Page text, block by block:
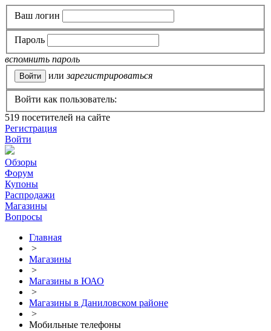
Ваш логин
Пароль
вспомнить пароль
или зарегистрироваться
Войти как пользователь:
519 посетителей на сайте
Регистрация
Войти
Обзоры
Форум
Купоны
Распродажи
Магазины
Вопросы
Главная
>
Магазины
>
Магазины в ЮАО
>
Магазины в Даниловском районе
>
Мобильные телефоны